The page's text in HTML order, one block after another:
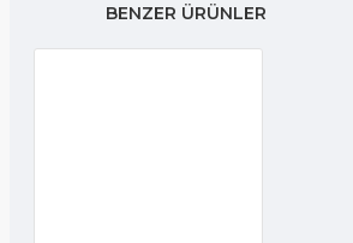
BENZER ÜRÜNLER